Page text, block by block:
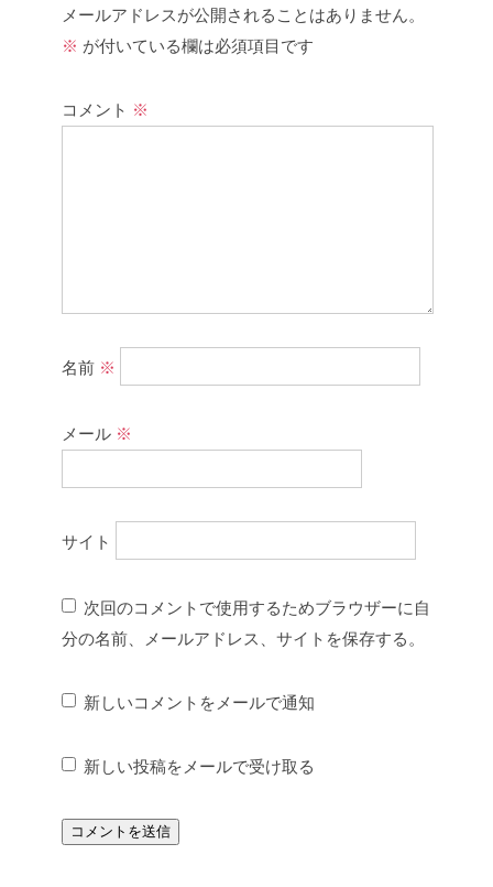
メールアドレスが公開されることはありません。
※ が付いている欄は必須項目です
コメント ※
名前 ※
メール ※
サイト
次回のコメントで使用するためブラウザーに自
分の名前、メールアドレス、サイトを保存する。
新しいコメントをメールで通知
新しい投稿をメールで受け取る